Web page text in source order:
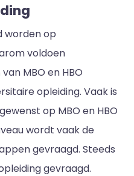
worden op
voldoen
MBO en HBO
opleiding. Vaak is
op MBO en HBO
wordt vaak de
gevraagd. Steeds
gevraagd.